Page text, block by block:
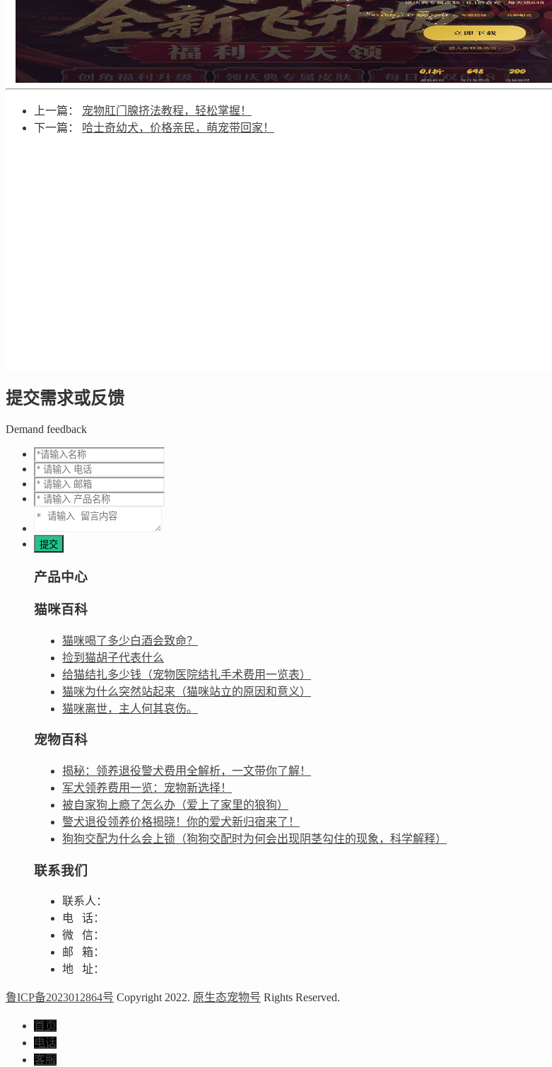
上一篇： 宠物肛门腺挤法教程，轻松掌握！
下一篇： 哈士奇幼犬，价格亲民，萌宠带回家！
提交需求或反馈
Demand feedback
产品中心
猫咪百科
猫咪喝了多少白酒会致命？
捡到猫胡子代表什么
给猫结扎多少钱（宠物医院结扎手术费用一览表）
猫咪为什么突然站起来（猫咪站立的原因和意义）
猫咪离世，主人何其哀伤。
宠物百科
揭秘：领养退役警犬费用全解析，一文带你了解！
军犬领养费用一览：宠物新选择！
被自家狗上瘾了怎么办（爱上了家里的狼狗）
警犬退役领养价格揭晓！你的爱犬新归宿来了！
狗狗交配为什么会上锁（狗狗交配时为何会出现阴茎勾住的现象，科学解释）
联系我们
联系人：
电 话：
微 信：
邮 箱：
地 址：
鲁ICP备2023012864号 Copyright 2022. 原生态宠物号 Rights Reserved.
首页
电话
客服